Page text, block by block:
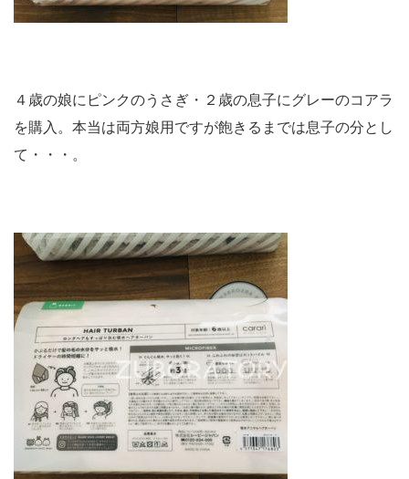
４歳の娘にピンクのうさぎ・２歳の息子にグレーのコアラ
を購入。本当は両方娘用ですが飽きるまでは息子の分とし
て・・・。